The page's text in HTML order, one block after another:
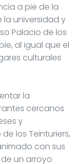
a pie de la
la universidad y
Palacio de los
al igual que el
culturales
la
cercanos
y
los Teinturiers,
con sus
un arroyo